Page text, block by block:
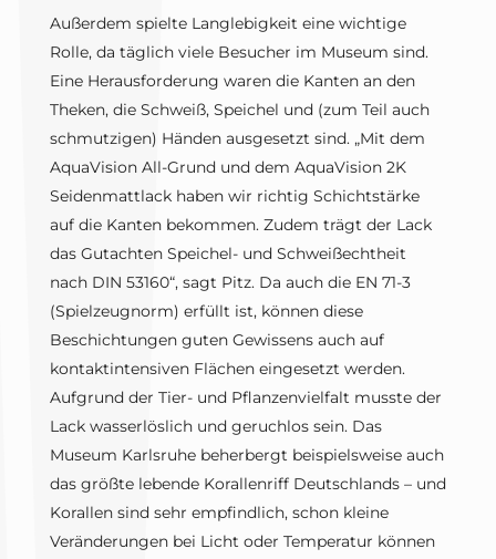
Außerdem spielte Langlebigkeit eine wichtige
Rolle, da täglich viele Besucher im Museum sind.
Eine Herausforderung waren die Kanten an den
Theken, die Schweiß, Speichel und (zum Teil auch
schmutzigen) Händen ausgesetzt sind. „Mit dem
AquaVision All-Grund und dem AquaVision 2K
Seidenmattlack haben wir richtig Schichtstärke
auf die Kanten bekommen. Zudem trägt der Lack
das Gutachten Speichel- und Schweißechtheit
nach DIN 53160“, sagt Pitz. Da auch die EN 71-3
(Spielzeugnorm) erfüllt ist, können diese
Beschichtungen guten Gewissens auch auf
kontaktintensiven Flächen eingesetzt werden.
Aufgrund der Tier- und Pflanzenvielfalt musste der
Lack wasserlöslich und geruchlos sein. Das
Museum Karlsruhe beherbergt beispielsweise auch
das größte lebende Korallenriff Deutschlands – und
Korallen sind sehr empfindlich, schon kleine
Veränderungen bei Licht oder Temperatur können